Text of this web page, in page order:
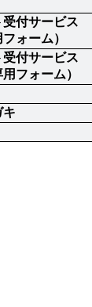
受付サービス
ォーム）
受付サービス
用フォーム）
キ